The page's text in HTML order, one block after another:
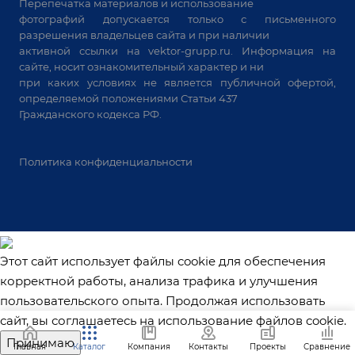
Системы аспирации
Станки лазерной резки
Решения для учебных заведений
Перепечатка материалов и использование
фотографий допускается только с письменного
разрешения владельцев сайта и при наличии
активной ссылки наvektor-grupp.ru . Информация на
сайте, носит ознакомительный характер и ни
при каких условиях не является публичной офертой,
определяемой положениями Статьи 437
Гражданского кодекса РФ.
Политика конфиденциальности
Главная Каталог Компания Контакты Проекты Сравнение
Этот сайт использует файлы cookie для обеспечения
корректной работы, анализа трафика и улучшения
пользовательского опыта. Продолжая использовать
сайт, вы соглашаетесь на использование файлов cookie.
Принимаю